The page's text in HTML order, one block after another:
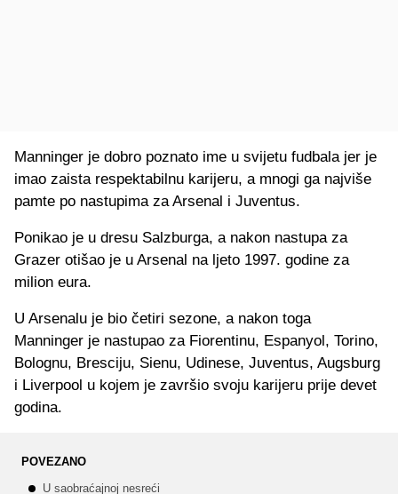
Manninger je dobro poznato ime u svijetu fudbala jer je
imao zaista respektabilnu karijeru, a mnogi ga najviše
pamte po nastupima za Arsenal i Juventus.
Ponikao je u dresu Salzburga, a nakon nastupa za
Grazer otišao je u Arsenal na ljeto 1997. godine za
milion eura.
U Arsenalu je bio četiri sezone, a nakon toga
Manninger je nastupao za Fiorentinu, Espanyol, Torino,
Bolognu, Bresciju, Sienu, Udinese, Juventus, Augsburg
i Liverpool u kojem je završio svoju karijeru prije devet
godina.
POVEZANO
U saobraćajnoj nesreći